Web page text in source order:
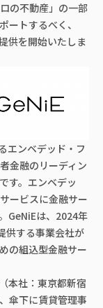
の不動産」の一部
ートするべく、
供を開始いたしま
エンベデッド・フ
金融のリーディン
す。エンベデッ
ービスに金融サー
GeNiEは、2024年
供する事業会社が
の組込型金融サー
本社：東京都新宿
傘下に賃貸管理事